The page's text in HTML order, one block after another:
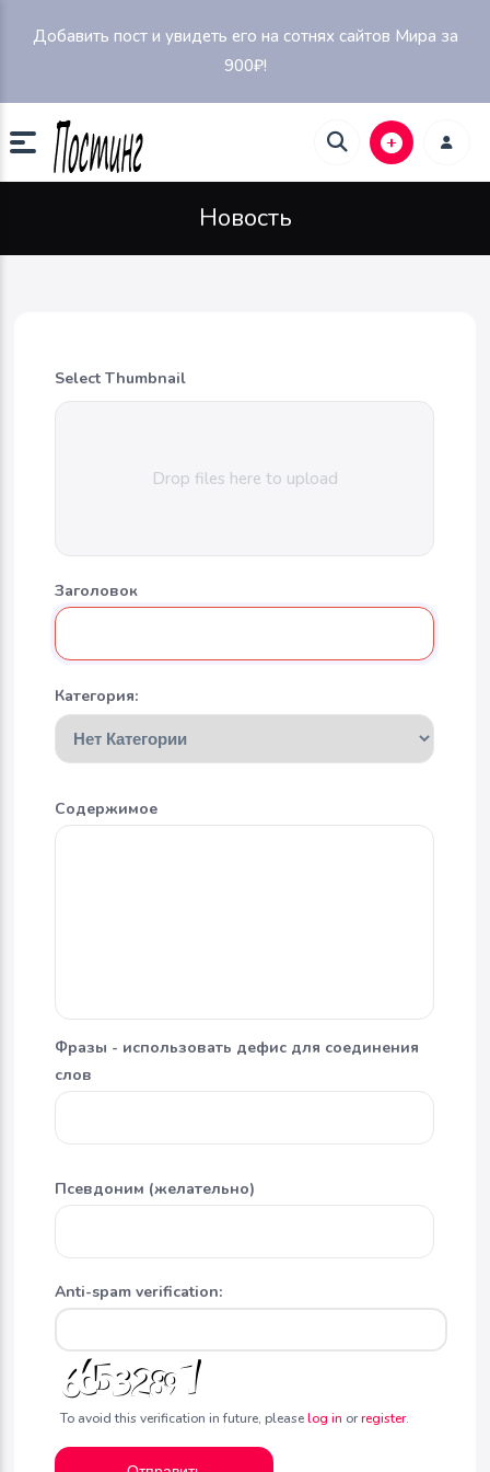
Добавить пост и увидеть его на сотнях сайтов Мира за
900₽!
Новость
Select Thumbnail
Drop files here to upload
Заголовок
Категория:
Содержимое
Фразы - использовать дефис для соединения
слов
Псевдоним (желательно)
Anti-spam verification:
To avoid this verification in future, pleaselog in orregister.